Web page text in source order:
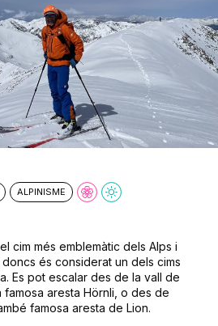
ALPINISME
cim més emblemàtic dels Alps i
és considerat un dels cims
Es pot escalar des de la vall de
famosa aresta Hörnli, o des de
famosa aresta de Lion.